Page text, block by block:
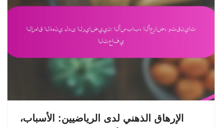
الإرهاق الذهني لدى الرياضيين: الأسباب،